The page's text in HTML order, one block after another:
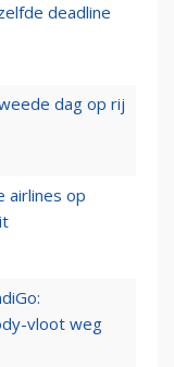
deadline
dag op rij
airlines op
vloot weg